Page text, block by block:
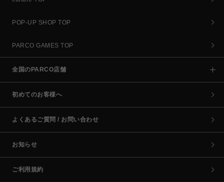
POP-UP SHOP TOP
PARCO GAMES TOP
全国のPARCO店舗
初めてのお客様へ
よくあるご質問 / お問い合わせ
お知らせ
ご利用規約